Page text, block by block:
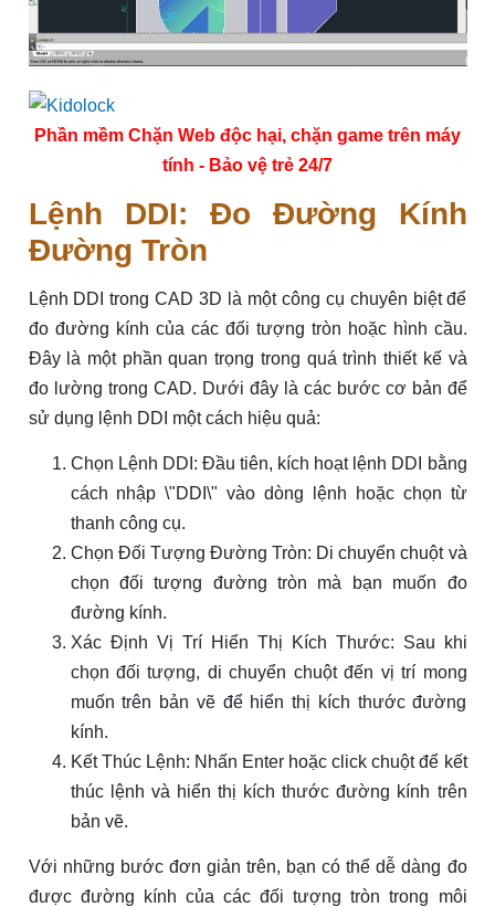
Phần mềm Chặn Web độc hại, chặn game trên máy
tính - Bảo vệ trẻ 24/7
Lệnh DDI: Đo Đường Kính
Đường Tròn
Lệnh DDI trong CAD 3D là một công cụ chuyên biệt để
đo đường kính của các đối tượng tròn hoặc hình cầu.
Đây là một phần quan trọng trong quá trình thiết kế và
đo lường trong CAD. Dưới đây là các bước cơ bản để
sử dụng lệnh DDI một cách hiệu quả:
Chọn Lệnh DDI: Đầu tiên, kích hoạt lệnh DDI bằng
cách nhập \"DDI\" vào dòng lệnh hoặc chọn từ
thanh công cụ.
Chọn Đối Tượng Đường Tròn: Di chuyển chuột và
chọn đối tượng đường tròn mà bạn muốn đo
đường kính.
Xác Định Vị Trí Hiển Thị Kích Thước: Sau khi
chọn đối tượng, di chuyển chuột đến vị trí mong
muốn trên bản vẽ để hiển thị kích thước đường
kính.
Kết Thúc Lệnh: Nhấn Enter hoặc click chuột để kết
thúc lệnh và hiển thị kích thước đường kính trên
bản vẽ.
Với những bước đơn giản trên, bạn có thể dễ dàng đo
được đường kính của các đối tượng tròn trong môi